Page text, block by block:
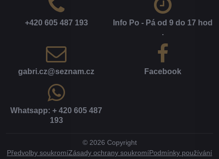
+420 605 487 193
Info Po - Pá od 9 do 17 hod​
.
gabri​.cz​@seznam​.cz Facebook
Whatsapp: + 420 605 487
193
© 2026 Copyright
Předvolby soukromíZásady ochrany soukromíPodmínky používání